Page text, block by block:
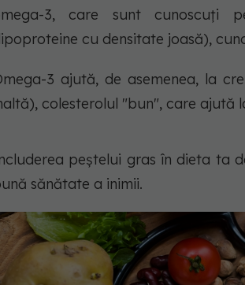
3, care sunt cunoscuți
cu densitate joasă),
3 ajută, de asemenea, la
colesterolul "bun", care ajută
peștelui gras în dieta ta
sănătate a inimii.